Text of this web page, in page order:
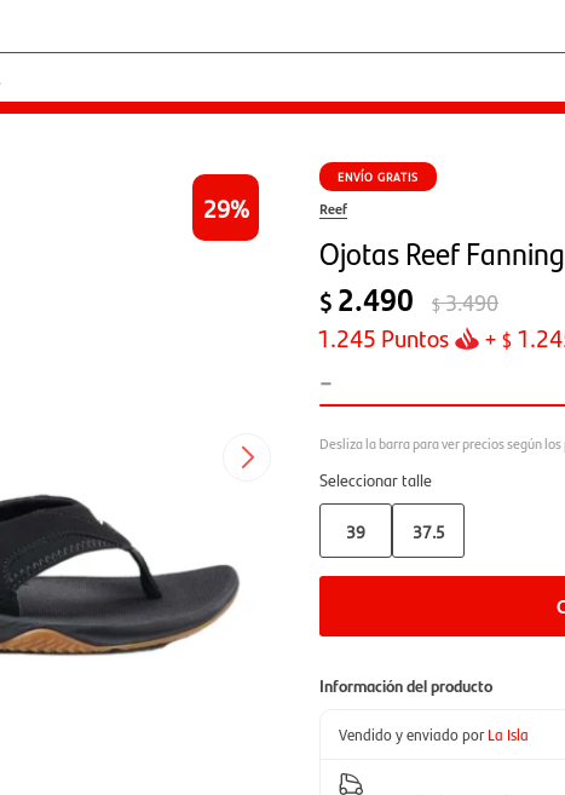
29
ENVÍO GRATIS
Reef
Ojotas Reef
$ 2.490 $3.490
1.245 Puntos + $
-
Seleccionar talle
39 37.5
Información del producto
Vendido y enviado por La Isla